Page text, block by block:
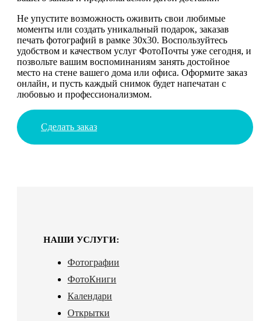
Не упустите возможность оживить свои любимые
моменты или создать уникальный подарок, заказав
печать фотографий в рамке 30х30. Воспользуйтесь
удобством и качеством услуг ФотоПочты уже сегодня, и
позвольте вашим воспоминаниям занять достойное
место на стене вашего дома или офиса. Оформите заказ
онлайн, и пусть каждый снимок будет напечатан с
любовью и профессионализмом.
Сделать заказ
НАШИ УСЛУГИ:
Фотографии
ФотоКниги
Календари
Открытки